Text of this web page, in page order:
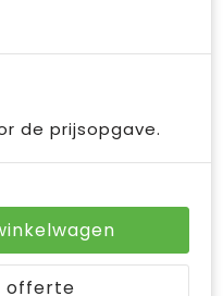
de prijsopgave.
offerte